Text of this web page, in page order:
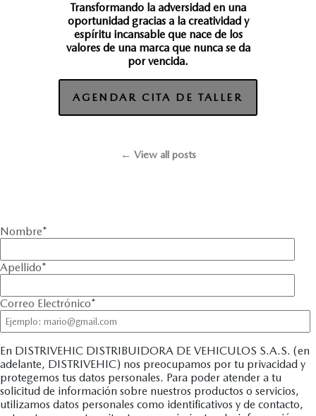
Transformando la adversidad en una
oportunidad gracias a la creatividad y
espíritu incansable que nace de los
valores de una marca que nunca se da
por vencida.
AGENDAR CITA DE TALLER
← View all posts
Nombre*
Apellido*
Correo Electrónico*
En DISTRIVEHIC DISTRIBUIDORA DE VEHICULOS S.A.S. (en
adelante, DISTRIVEHIC) nos preocupamos por tu privacidad y
protegemos tus datos personales. Para poder atender a tu
solicitud de información sobre nuestros productos o servicios,
utilizamos datos personales como identificativos y de contacto,